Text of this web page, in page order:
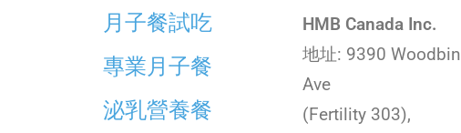
月子餐試吃
專業月子餐
泌乳營養餐
HMB Canada Inc.
地址: 9390
Ave
(Fertility 303),